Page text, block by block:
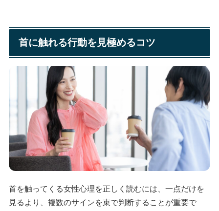
首に触れる行動を見極めるコツ
首を触ってくる女性心理を正しく読むには、一点だけを
見るより、複数のサインを束で判断することが重要で